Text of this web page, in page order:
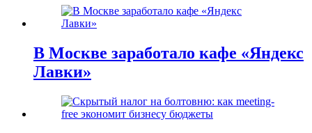
В Москве заработало кафе «Яндекс
Лавки»